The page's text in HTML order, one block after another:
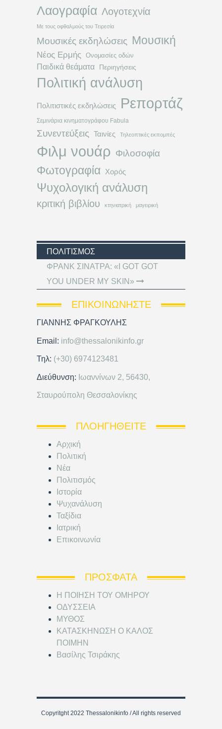
Λαογραφία Λογοτεχνία
Με τους οφθαλμούς του Τειρεσία
Μουσικές εκδηλώσεις Μουσική
Νέος Ερμής Ονομασίες οδών
Παιδικά θεάματα Περιηγήσεις
Πολιτική ανάλυση
Πολιτιστικές εκδηλώσεις Ρεπορτάζ
Σεμινάρια κινηματογράφου Fabula
Συνεντεύξεις Ταινίες Τηλεοπτικές εκπομπές
Φιλμ νουάρ Φιλοσοφία
Φωτογραφία Χορός
Ψυχολογική ανάλυση
κριτική βιβλίου κτηνιατρική μαγειρική
ΠΟΛΙΤΙΣΜΌΣ
ΦΡΑΝΚ ΣΙΝΑΤΡΑ: «I GOT GOT
YOU UNDER MY SKIN»
ΕΠΙΚΟΙΝΩΝΉΣΤΕ
ΓΙΑΝΝΗΣ ΦΡΑΓΚΟΥΛΗΣ
Email: info@thessalonikinfo.gr
Τηλ: (+30) 6974123481
Διεύθυνση: Ιωαννίνων 2, 56430,
Σταυρούπολη Θεσσαλονίκης
ΠΛΟΗΓΗΘΕΊΤΕ
Αρχική
Πολιτική
Νέα
Πολιτισμός
Ιστορία
Ψυχανάλυση
Ταξίδια
Ιατρική
Επικοινωνία
ΠΡΌΣΦΑΤΑ
Η ΠΟΙΗΣΗ ΤΟΥ ΟΜΗΡΟΥ
ΟΔΥΣΣΕΙΑ
ΜΥΘΟΣ
ΚΑΤΑΣΚΗΝΩΣΗ Ο ΚΑΛΟΣ
ΠΟΙΜΗΝ
Βασίλης Τσιράκης
Copyritght 2022 Thessalonikinfo / All rights reserved